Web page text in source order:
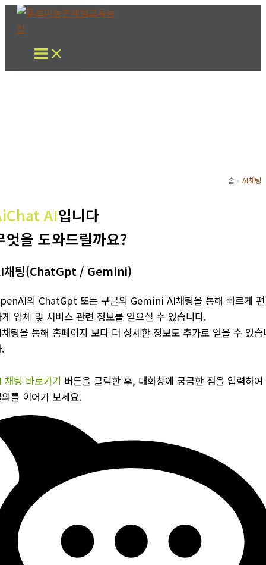
홈 AI채팅
AI입니다
엇을 도와드릴까요?
채팅(ChatGpt / Gemini)
의 ChatGpt 또는 구글의 Gemini AI채팅을 통해 빠르게 편
업체 및 서비스 관련 정보를 얻으실 수 있습니다.
팅을 통해 홈페이지 보다 더 상세한 정보도 추가로 얻을 수 있습
채팅 바로가기 버튼을 클릭한 후, 대화창에 궁금한 점을 입력하여
를 이어가 보세요.